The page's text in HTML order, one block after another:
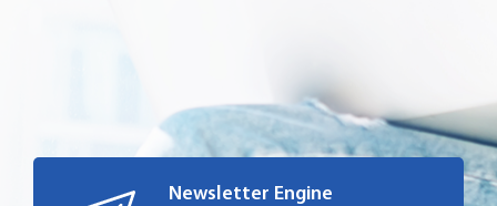
Newsletter Engine